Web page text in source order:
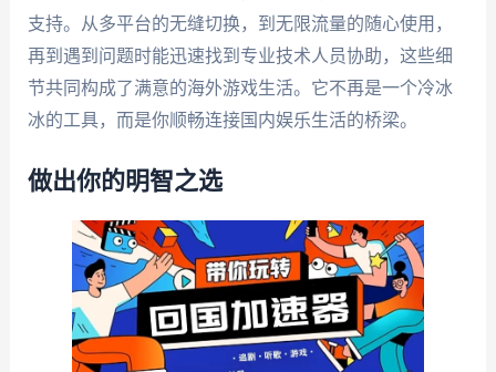
支持。从多平台的无缝切换，到无限流量的随心使用，
再到遇到问题时能迅速找到专业技术人员协助，这些细
节共同构成了满意的海外游戏生活。它不再是一个冷冰
冰的工具，而是你顺畅连接国内娱乐生活的桥梁。
做出你的明智之选